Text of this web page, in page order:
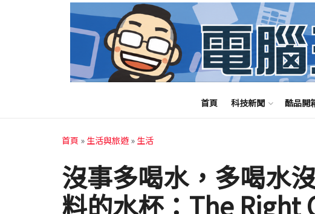
首頁 科技新聞 酷品開
首頁 » 生活與旅遊 » 生活
沒事多喝水，多喝水
料的水杯：The Right